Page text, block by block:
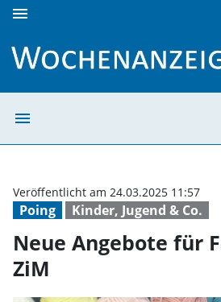
menu
menu
Poing Kinder, Jugend & Co.
Veröffentlicht am 24.03.2025 11:57
Neue Angebote für
ZiM